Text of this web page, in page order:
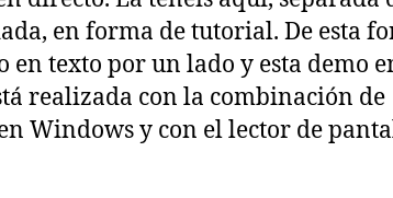
en forma de tutorial. De esta
en texto por un lado y esta demo
realizada con la combinación de
Windows y con el lector de